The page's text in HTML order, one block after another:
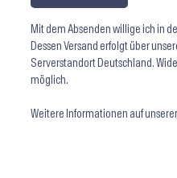
Mit dem Absenden willige ich in
Dessen Versand erfolgt über
Serverstandort Deutschland.
möglich.
Weitere Informationen auf unserer